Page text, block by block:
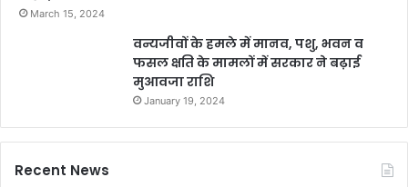
March 15, 2024
वन्यजीवों के हमले में मानव, पशु, भवन व
फसल क्षति के मामलों में सरकार ने बढ़ाई
मुआवजा राशि
January 19, 2024
Recent News